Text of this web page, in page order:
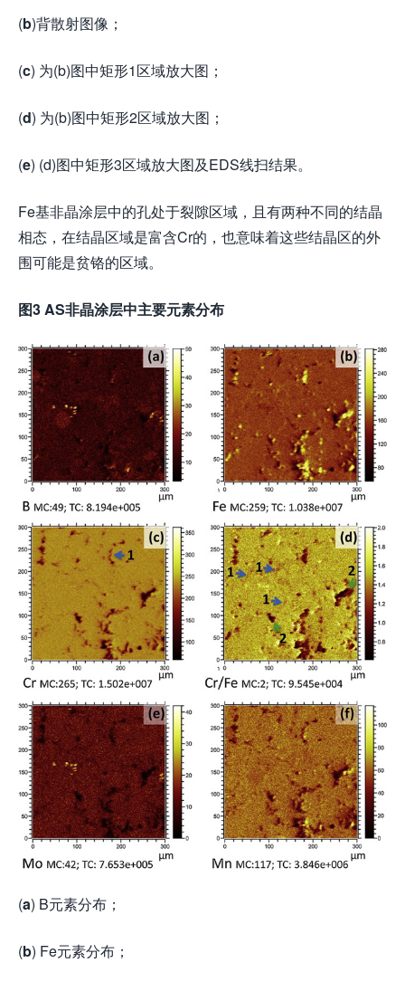
(b)背散射图像；
(c) 为(b)图中矩形1区域放大图；
(d) 为(b)图中矩形2区域放大图；
(e) (d)图中矩形3区域放大图及EDS线扫结果。
Fe基非晶涂层中的孔处于裂隙区域，且有两种不同的结晶
相态，在结晶区域是富含Cr的，也意味着这些结晶区的外
围可能是贫铬的区域。
图3 AS非晶涂层中主要元素分布
(a) B元素分布；
(b) Fe元素分布；